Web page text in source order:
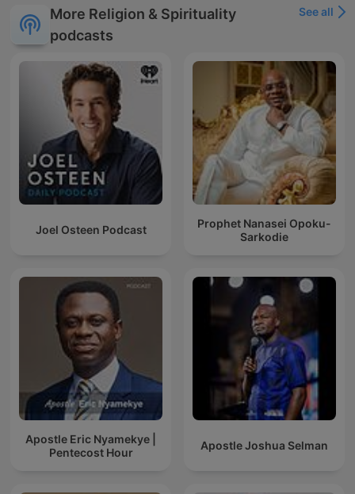
More Religion & Spirituality
podcasts
See all
Joel Osteen Podcast
Prophet Nanasei Opoku-
Sarkodie
Apostle Eric Nyamekye |
Pentecost Hour
Apostle Joshua Selman